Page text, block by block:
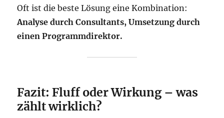
Oft ist die beste Lösung eine Kombination:
Analyse durch Consultants, Umsetzung durch
einen Programmdirektor.
Fazit: Fluff oder Wirkung – was
zählt wirklich?